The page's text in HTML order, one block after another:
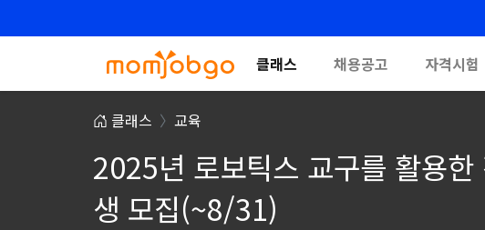
클래스 채용공고 자격시험
클래스 교육
2025년 로보틱스 교구를 활용
생 모집(~8/31)